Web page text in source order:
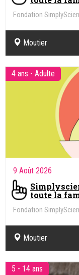
Fondation
Moutier
4 ans - Adulte
9 Août 2026
toute la
Fondation
Moutier
5 - 14 ans